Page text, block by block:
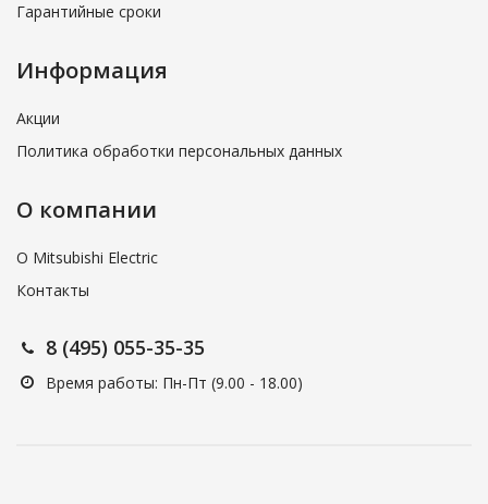
Гарантийные сроки
Информация
Акции
Политика обработки персональных данных
О компании
О Mitsubishi Electric
Контакты
8 (495) 055-35-35
Время работы: Пн-Пт (9.00 - 18.00)